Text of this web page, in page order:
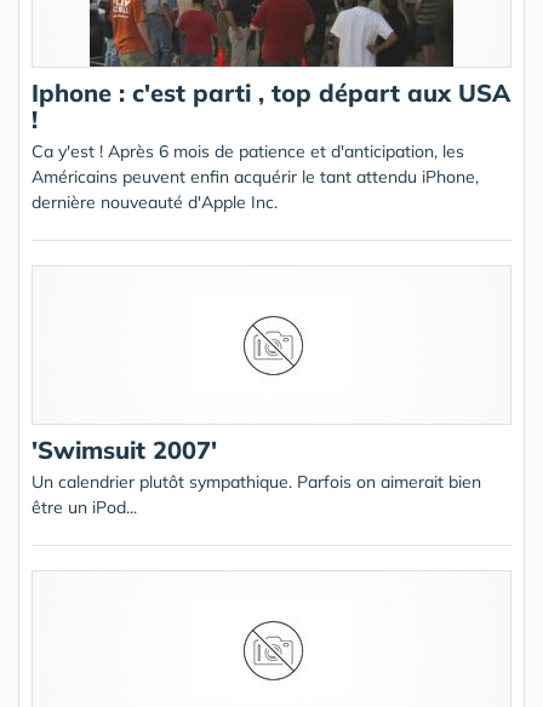
Iphone : c'est parti , top départ aux USA
!
Ca y'est ! Après 6 mois de patience et d'anticipation, les
Américains peuvent enfin acquérir le tant attendu iPhone,
dernière nouveauté d'Apple Inc.
'Swimsuit 2007'
Un calendrier plutôt sympathique. Parfois on aimerait bien
être un iPod...